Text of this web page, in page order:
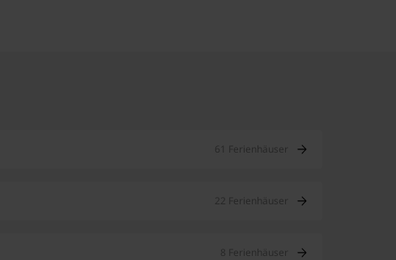
61 Ferienhäuser
22 Ferienhäuser
8 Ferienhäuser